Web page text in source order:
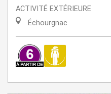
ACTIVITÉ EXTÉRIEURE
Échourgnac